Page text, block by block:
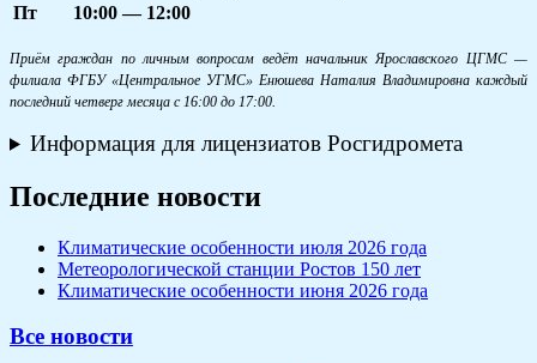
Пт
10:00 — 12:00
Приём граждан по личным вопросам ведёт начальник Ярославского ЦГМС —
филиала ФГБУ «Центральное УГМС» Енюшева Наталия Владимировна каждый
последний четверг месяца с 16:00 до 17:00.
Информация для лицензиатов Росгидромета
Последние новости
Климатические особенности июля 2026 года
Метеорологической станции Ростов 150 лет
Климатические особенности июня 2026 года
Все новости